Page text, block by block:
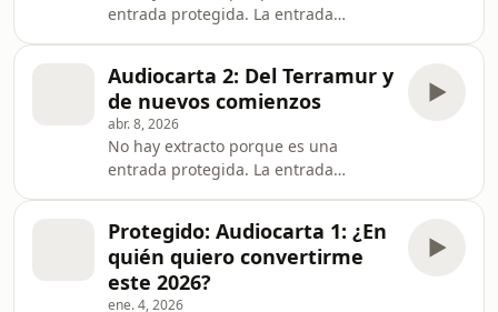
entrada protegida. La entrada
primero en Donde nace la fantasía.
Audiocarta 2: Del Terramur y
de nuevos comienzos
abr. 8, 2026
No hay extracto porque es una
entrada protegida. La entrada
primero en Donde nace la fantasía.
Protegido: Audiocarta 1: ¿En
quién quiero convertirme
este 2026?
ene. 4, 2026